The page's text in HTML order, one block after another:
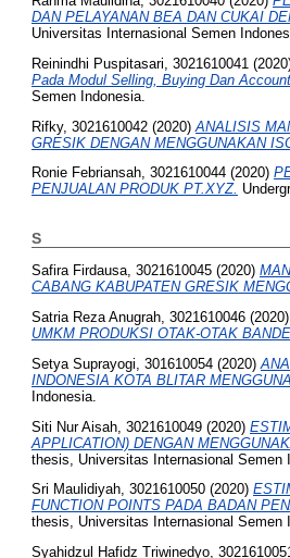
DAN PELAYANAN BEA DAN CUKAI
Universitas Internasional Semen
Reinindhi Puspitasari, 3021610041
Pada Modul Selling, Buying Dan
Semen Indonesia.
Rifky, 3021610042 (2020) ANALISIS
GRESIK DENGAN MENGGUNAKAN
Ronie Febriansah, 3021610044 (2020)
PENJUALAN PRODUK PT.XYZ.
S
Safira Firdausa, 3021610045 (2020)
CABANG KABUPATEN GRESIK
Satria Reza Anugrah, 3021610046 (2020)
UMKM PRODUKSI OTAK-OTAK
Setya Suprayogi, 301610054 (2020)
INDONESIA KOTA BLITAR
Indonesia.
Siti Nur Aisah, 3021610049 (2020)
APPLICATION) DENGAN
thesis, Universitas Internasional Semen
Sri Maulidiyah, 3021610050 (2020)
FUNCTION POINTS PADA BADAN
thesis, Universitas Internasional Semen
Syahidzul Hafidz Triwinedyo,